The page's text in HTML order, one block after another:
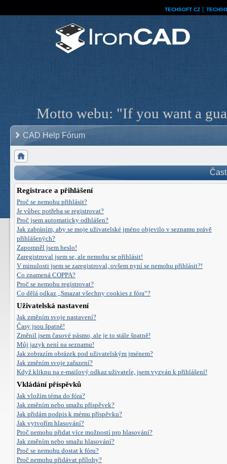
TECHSOFT CZ
Motto webu: "If you want a
CAD Help Fórum
Registrace a přihlášení
Proč se nemohu přihlásit?
Je vůbec potřeba se registrovat?
Proč jsem automaticky odhlášen?
Jak zabráním, aby se moje uživatelské jméno objevilo v seznamu právě
přihlášených?
Zapomněl jsem heslo!
Zaregistroval jsem se, ale nemohu se přihlásit!
V minulosti jsem se zaregistroval, ovšem nyní se nemohu přihlásit?!
Co znamená COPPA?
Proč se nemohu registrovat?
Co dělá odkaz „Smazat všechny cookies z fóra“?
Uživatelská nastavení
Jak změním svoje nastavení?
Časy jsou špatně!
Změnil jsem časové pásmo, ale je to stále špatně!
Můj jazyk není na seznamu!
Jak zobrazím obrázek pod uživatelským jménem?
Jak změním svoje zařazení?
Když kliknu na e-mailový odkaz uživatele, jsem vyzván k přihlášení!
Vkládání příspěvků
Jak vložím téma do fóra?
Jak změním nebo smažu příspěvek?
Jak přidám podpis k mému příspěvku?
Jak vytvořím hlasování?
Proč nemohu přidat více možností pro hlasování?
Jak změním nebo smažu hlasování?
Proč se nemohu dostat k fóru?
Proč nemohu přidávat přílohy?